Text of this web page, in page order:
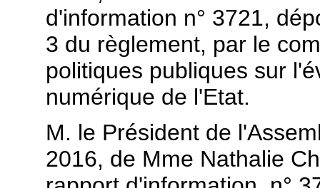
d'information n° 3721,
3 du règlement, par le
politiques publiques sur
numérique de l'Etat.
M. le Président de
2016, de Mme Nathalie